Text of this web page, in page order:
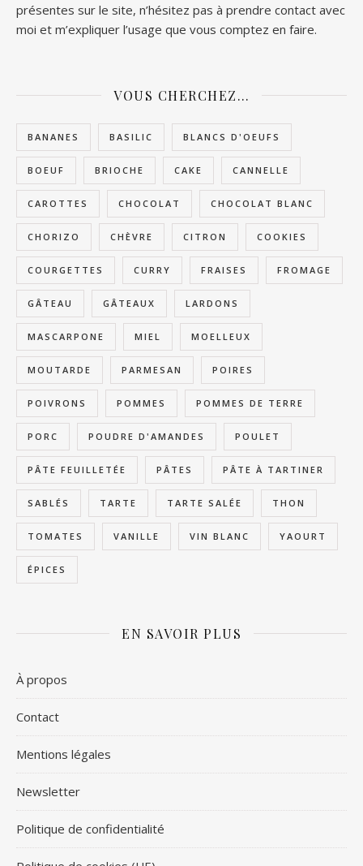
présentes sur le site, n’hésitez pas à prendre contact avec
moi et m’expliquer l’usage que vous comptez en faire.
VOUS CHERCHEZ…
BANANES BASILIC BLANCS D'OEUFS
BOEUF BRIOCHE CAKE CANNELLE
CAROTTES CHOCOLAT CHOCOLAT BLANC
CHORIZO CHÈVRE CITRON COOKIES
COURGETTES CURRY FRAISES FROMAGE
GÂTEAU GÂTEAUX LARDONS
MASCARPONE MIEL MOELLEUX
MOUTARDE PARMESAN POIRES
POIVRONS POMMES POMMES DE TERRE
PORC POUDRE D'AMANDES POULET
PÂTE FEUILLETÉE PÂTES PÂTE À TARTINER
SABLÉS TARTE TARTE SALÉE THON
TOMATES VANILLE VIN BLANC YAOURT
ÉPICES
EN SAVOIR PLUS
À propos
Contact
Mentions légales
Newsletter
Politique de confidentialité